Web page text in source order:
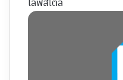
ไลฟ์สไตล์